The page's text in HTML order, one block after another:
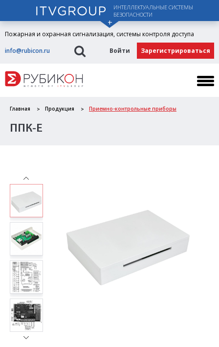
ИНТЕЛЛЕКТУАЛЬНЫЕ СИСТЕМЫ
БЕЗОПАСНОСТИ
Пожарная и охранная сигнализация, системы контроля доступа
info@rubicon.ru
Войти Зарегистрироваться
Главная Продукция Приемно-контрольные приборы
ППК-Е